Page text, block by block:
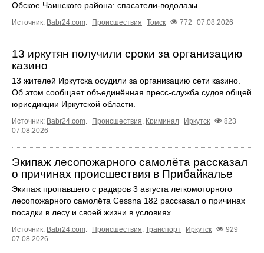
Обское Чаинского района: спасатели-водолазы ...
Источник: Babr24.com. Происшествия Томск 772 07.08.2026
13 иркутян получили сроки за организацию
казино
13 жителей Иркутска осудили за организацию сети казино.
Об этом сообщает объединённая пресс‑служба судов общей
юрисдикции Иркутской области.
Источник: Babr24.com. Происшествия, Криминал Иркутск
823
07.08.2026
Экипаж лесопожарного самолёта рассказал
о причинах происшествия в Прибайкалье
Экипаж пропавшего с радаров 3 августа легкомоторного
лесопожарного самолёта Cessna 182 рассказал о причинах
посадки в лесу и своей жизни в условиях ...
Источник: Babr24.com. Происшествия, Транспорт Иркутск
929
07.08.2026